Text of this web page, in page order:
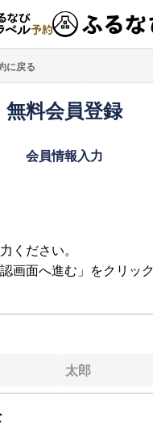
に戻る
無料会員登録
会員情報入力
ください。
画面へ進む」をクリッ